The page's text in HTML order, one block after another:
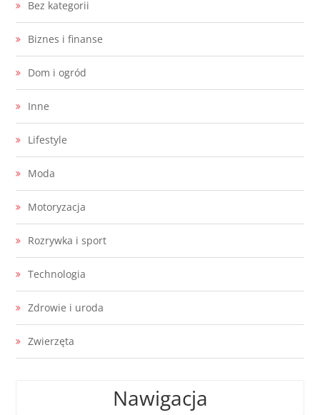
Bez kategorii
Biznes i finanse
Dom i ogród
Inne
Lifestyle
Moda
Motoryzacja
Rozrywka i sport
Technologia
Zdrowie i uroda
Zwierzęta
Nawigacja